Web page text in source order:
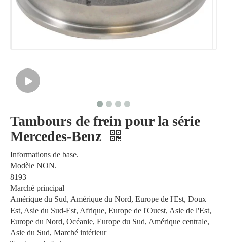
Tambours de frein pour la série
Mercedes-Benz
Informations de base.
Modèle NON.
8193
Marché principal
Amérique du Sud, Amérique du Nord, Europe de l'Est, Doux
Est, Asie du Sud-Est, Afrique, Europe de l'Ouest, Asie de l'Est,
Europe du Nord, Océanie, Europe du Sud, Amérique centrale,
Asie du Sud, Marché intérieur